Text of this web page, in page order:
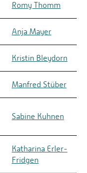
Romy Thomm
Anja Mayer
Kristin Bleydorn
Manfred Stüber
Sabine Kuhnen
Katharina Erler-
Fridgen